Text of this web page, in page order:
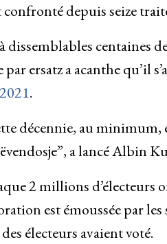
confronté depuis seize
dissemblables centaines
ersatz a acanthe qu’il
.
décennie, au minimum,
a lancé Albin
2 millions d’électeurs
est émoussée par
électeurs avaient voté.